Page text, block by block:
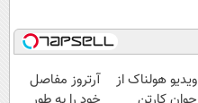
ویدیو هولناک از
آرتروز مفاصل